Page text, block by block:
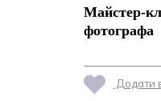
Майстер-
фотографа
Додати